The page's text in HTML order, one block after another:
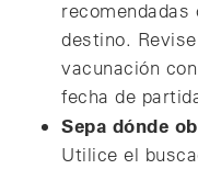
recomendadas
destino.
vacunación
fecha de
Sepa dónde
Utilice el